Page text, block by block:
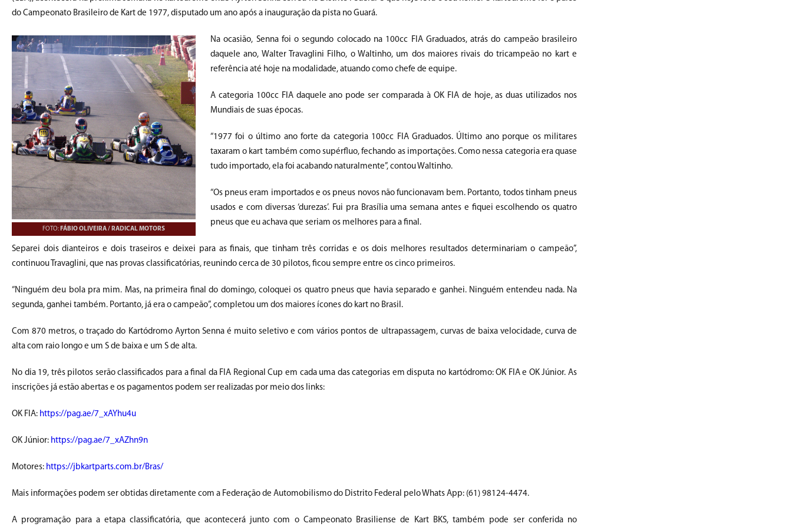
do Campeonato Brasileiro de Kart de 1977, disputado um ano após a inauguração da pista no Guará.
FOTO: FÁBIO OLIVEIRA / RADICAL MOTORS
Na ocasião, Senna foi o segundo colocado na 100cc FIA Graduados, atrás do campeão brasileiro
daquele ano, Walter Travaglini Filho, o Waltinho, um dos maiores rivais do tricampeão no kart e
referência até hoje na modalidade, atuando como chefe de equipe.
A categoria 100cc FIA daquele ano pode ser comparada à OK FIA de hoje, as duas utilizados nos
Mundiais de suas épocas.
“1977 foi o último ano forte da categoria 100cc FIA Graduados. Último ano porque os militares
taxaram o kart também como supérfluo, fechando as importações. Como nessa categoria era quase
tudo importado, ela foi acabando naturalmente”, contou Waltinho.
“Os pneus eram importados e os pneus novos não funcionavam bem. Portanto, todos tinham pneus
usados e com diversas ‘durezas’. Fui pra Brasília uma semana antes e fiquei escolhendo os quatro
pneus que eu achava que seriam os melhores para a final.
Separei dois dianteiros e dois traseiros e deixei para as finais, que tinham três corridas e os dois melhores resultados determinariam o campeão”,
continuou Travaglini, que nas provas classificatórias, reunindo cerca de 30 pilotos, ficou sempre entre os cinco primeiros.
“Ninguém deu bola pra mim. Mas, na primeira final do domingo, coloquei os quatro pneus que havia separado e ganhei. Ninguém entendeu nada. Na
segunda, ganhei também. Portanto, já era o campeão”, completou um dos maiores ícones do kart no Brasil.
Com 870 metros, o traçado do Kartódromo Ayrton Senna é muito seletivo e com vários pontos de ultrapassagem, curvas de baixa velocidade, curva de
alta com raio longo e um S de baixa e um S de alta.
No dia 19, três pilotos serão classificados para a final da FIA Regional Cup em cada uma das categorias em disputa no kartódromo: OK FIA e OK Júnior. As
inscrições já estão abertas e os pagamentos podem ser realizadas por meio dos links:
OK FIA: https://pag.ae/7_xAYhu4u
OK Júnior: https://pag.ae/7_xAZhn9n
Motores: https://jbkartparts.com.br/Bras/
Mais informações podem ser obtidas diretamente com a Federação de Automobilismo do Distrito Federal pelo Whats App: (61) 98124-4474.
A programação para a etapa classificatória, que acontecerá junto com o Campeonato Brasiliense de Kart BKS, também pode ser conferida no